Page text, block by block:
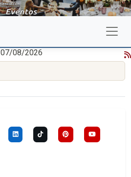
07/08/2026